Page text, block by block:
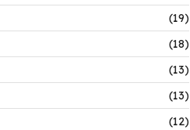
(19)
(18)
(13)
(13)
(12)